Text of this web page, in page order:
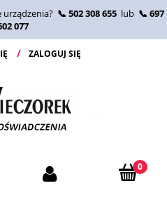
📞 502 308 655 lub 📞 697
077
ZALOGUJ SIĘ